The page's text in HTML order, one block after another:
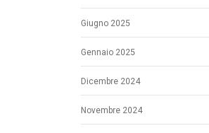
Giugno 2025
Gennaio 2025
Dicembre 2024
Novembre 2024